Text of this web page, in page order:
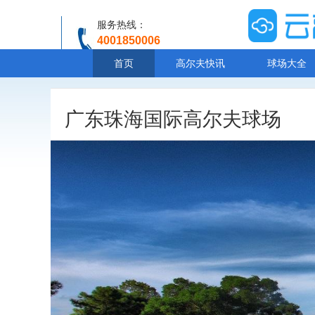
服务热线：
4001850006
首页 高尔夫快讯 球场大全
广东珠海国际高尔夫球场